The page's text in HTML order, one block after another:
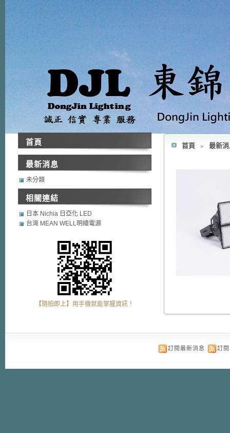
首頁 ﹥ 最新
首頁
最新消息
未分類
相關連結
日本 Nichia 日亞化 LED
台灣 MEAN WELL明緯電源
【隨拍即上】用手機就能掌握資訊！
訂閱最新消息 訂